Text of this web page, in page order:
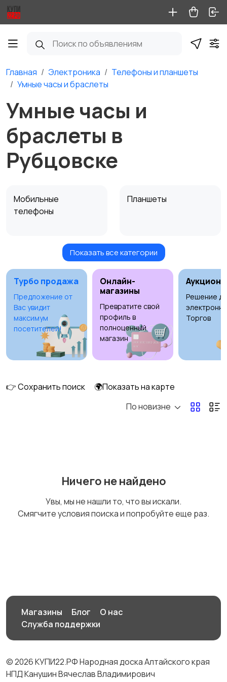
Главная Электроника
Телефоны и планшеты
Умные часы и браслеты
Умные часы и
браслеты в
Рубцовске
Мобильные
телефоны
Планшеты
Умные часы и
браслеты
Стационарные
телефоны
Рации и спутниковые
телефоны
Запчасти
аккумуляторы
Показать все категории
Турбо продажа
Предложение от
Вас увидит
максимум
посетителей!
Онлайн-
магазины
Превратите свой
профиль в
полноценный
магазин
Аукционы
Решение
Торгов
👉 Сохранить поиск
🌍Показать на карте
По новизне
Ничего не найдено
Увы, мы не нашли то, что вы искали.
Смягчите условия поиска и попробуйте еще раз.
Магазины Блог
О нас
Служба поддержки
© 2026 КУПИ22.РФ Народная доска Алтайского края
НПД Канушин Вячеслав Владимирович